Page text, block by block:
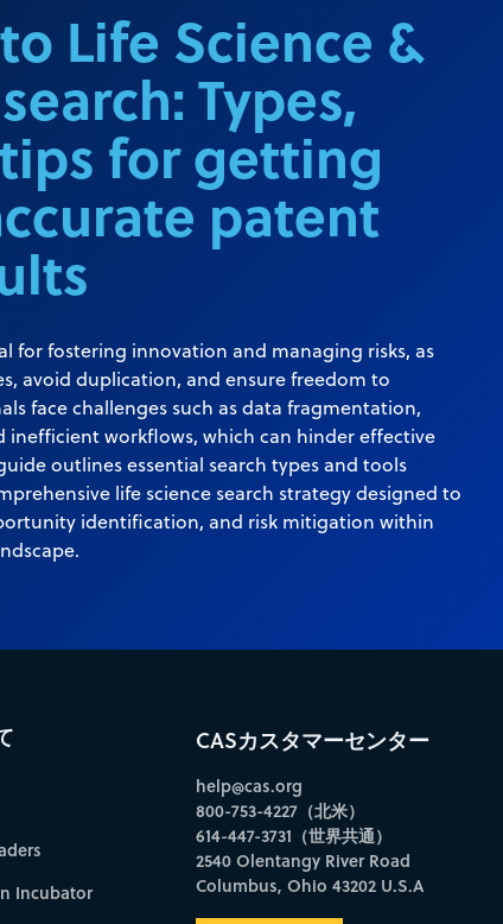
Life Science &
Types,
for getting
patent
for fostering innovation and managing risks, as
avoid duplication, and ensure freedom to
face challenges such as data fragmentation,
inefficient workflows, which can hinder effective
outlines essential search types and tools
life science search strategy designed to
identification, and risk mitigation within
Incubator
CASカスタマーセンター
help@cas.org
800-753-4227（北米）
614-447-3731（世界共通）
2540 Olentangy River Road
Columbus, Ohio 43202 U.S.A